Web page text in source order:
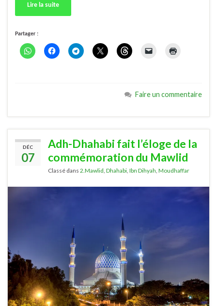
Lire la suite
Partager :
Faire un commentaire
DÉC
07
Adh-Dhahabi fait l’éloge de la
commémoration du Mawlid
Classé dans 2.Mawlid, Dhahabi, Ibn Dihyah, Moudhaffar